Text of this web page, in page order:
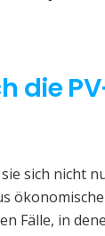
die
sich nicht
Fälle, in